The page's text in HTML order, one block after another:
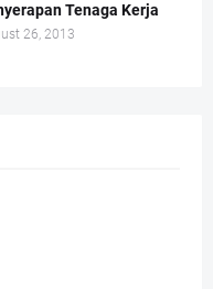
Tenaga Kerja
26, 2013